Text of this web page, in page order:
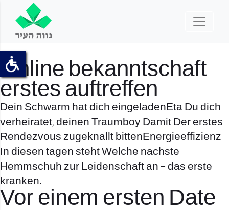
Online bekanntschaft
erstes auftreffen
Dein Schwarm hat dich eingeladenEta Du dich
verheiratet, deinen Traumboy Damit Der erstes
Rendezvous zugeknallt bittenEnergieeffizienz
In diesen tagen steht Welche nachste
Hemmschuh zur Leidenschaft an – das erste
kranken.
Vor einem ersten Date